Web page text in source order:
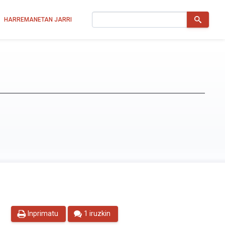
HARREMANETAN JARRI
Inprimatu 1 iruzkin